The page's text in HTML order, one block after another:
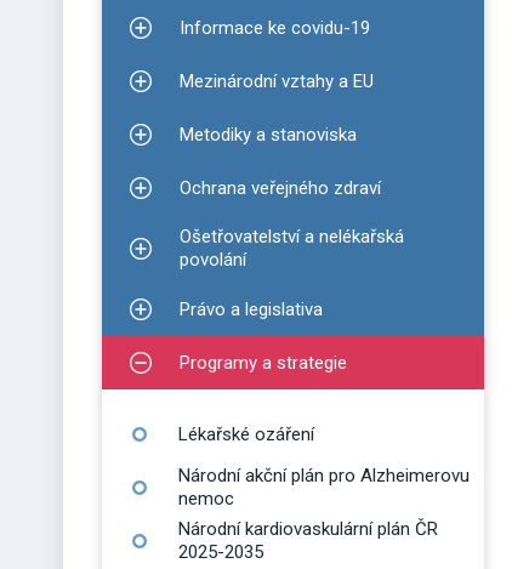
Zobrazit podmenu pro Informace ke covidu-19
Informace ke covidu-19
Zobrazit podmenu pro Mezinárodní vztahy a EU
Mezinárodní vztahy a EU
Zobrazit podmenu pro Metodiky a stanoviska
Metodiky a stanoviska
Zobrazit podmenu pro Ochrana veřejného
Ochrana veřejného zdraví
Zobrazit podmenu pro Ošetřovatelství a
Ošetřovatelství a nelékařská
povolání
Zobrazit podmenu pro Právo a legislativa
Právo a legislativa
Zobrazit podmenu pro Programy a strategie
Programy a strategie
Lékařské ozáření
Národní akční plán pro Alzheimerovu
nemoc
Národní kardiovaskulární plán ČR
2025-2035